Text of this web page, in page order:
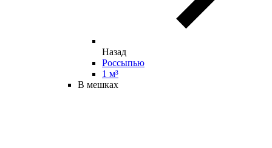
Назад
Россыпью
1 м³
В мешках